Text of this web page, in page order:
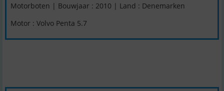
Motorboten | Bouwjaar : 2010 | Land : Denemarken
Motor : Volvo Penta 5.7